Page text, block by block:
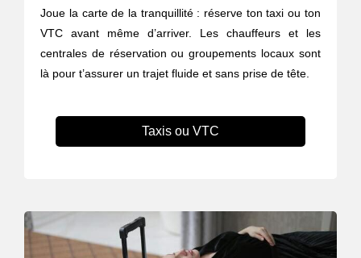
Joue la carte de la tranquillité : réserve ton taxi ou ton
VTC avant même d’arriver. Les chauffeurs et les
centrales de réservation ou groupements locaux sont
là pour t’assurer un trajet fluide et sans prise de tête.
Taxis ou VTC